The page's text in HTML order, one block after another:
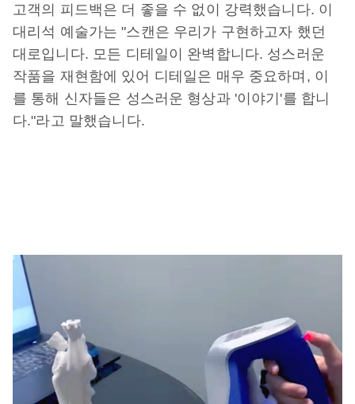
고객의 피드백은 더 좋을 수 없이 강력했습니다. 이
대리석 예술가는 "스캔은 우리가 구현하고자 했던
대로입니다. 모든 디테일이 완벽합니다. 성스러운
작품을 재현함에 있어 디테일은 매우 중요하며, 이
를 통해 신자들은 성스러운 형상과 '이야기'를 합니
다."라고 말했습니다.